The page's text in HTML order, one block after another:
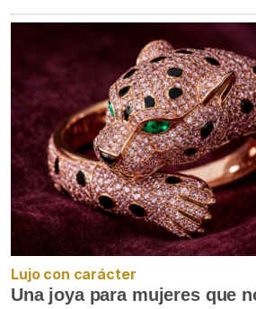
Lujo con carácter
Una joya para mujeres que